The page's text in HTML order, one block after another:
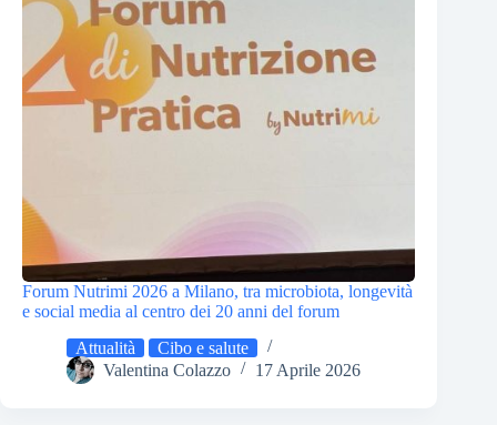
Forum Nutrimi 2026 a Milano, tra microbiota, longevità
e social media al centro dei 20 anni del forum
Attualità
Cibo e salute
Valentina Colazzo
17 Aprile 2026